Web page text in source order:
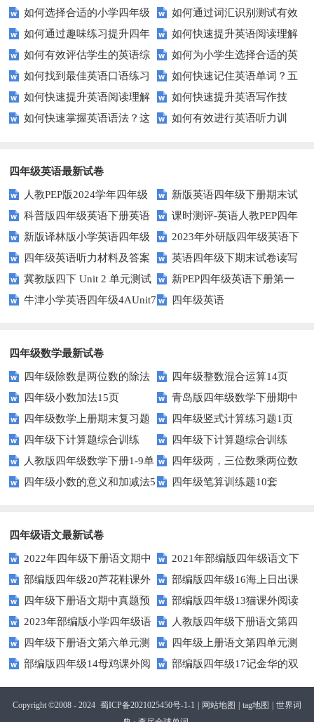
写作技巧？
的选择？——一份全面指南
如何选择合适的小学四年级
英语听力练习？
如何通过词汇识别测试有效
提升英语词汇量？
如何通过趣味练习提升四年
级学生的英语句子结构？
如何快速提升英语阅读理解
能力？这些技巧助你一臂之力！
如何有效评估学生的英语综
合能力？这些测评方法要知道！
如何为小学生选择合适的英
语听力测试工具？
如何找到最佳英语口语练习
方法？这些建议让你事半功倍！
如何快速记住英语单词？五
种实用记忆法帮你解决难题
如何快速提升英语阅读理解
能力？这些技巧你必须知道！
如何快速提升英语写作技
能？这5个技巧你必须知道！
如何快速掌握英语语法？这
如何有效进行英语听力训
四年级英语最新试卷
人教PEP版2024学年四年级
英语下册期末测试卷
新版英语四年级下册期末试
卷
科普版四年级英语下册英语
Lesson1测试题及答案
课时测评-英语人教PEP四年
级上册 unit3 What would you
like-PartB练习及答案 (3)
新版译林版小学英语四年级
下册试卷Unit1-Unit2单元测试题
2023年外研版四年级英语下
册期中检测试题
四年级英语听力材料及答案
英语四年级下期末试卷读写
部分答案
冀教版四下 Unit 2 单元测试
新PEP四年级英语下册第一
单元测试题
牛津小学英语四年级4AUnit7
四年级英语
四年级数学最新试卷
四年级除数是两位数的除法
11页
四年级整数混合运算14页
四年级小数加法15页
青岛版四年级数学下册期中
测试题及答案
四年级数学上册期末复习题
及详细答案(5套)
四年级竖式计算练习题1页
（无答案）
四年级下计算题综合训练
（师版）
四年级下计算题综合训练
（学生版）
人教版四年级数学下册1-9单
元试题(含期中及3套期末)
四年级两，三位数乘两位数
22页
四年级小数的意义和加减法5
四年级笔算训练题10套
四年级语文最新试卷
2022年四年级下册语文期中
素养评价卷（含答案）
2021年部编版四年级语文下
册句子专项练习题及答案
部编版四年级20芦花鞋课外
阅读练习题及答案
部编版四年级16海上日出课
外阅读练习题及答案
四年级下册语文期中真题预
测卷（6)（人教部编版，含答
案）
部编版四年级13猫课外阅读
练习题及答案
2023年部编版小学四年级语
文下学期第五单元测试卷
人教版四年级下册语文第四
单元测试卷及答案
四年级下册语文第六单元测
试题及答案
四年级上册语文第四单元测
试卷.1
部编版四年级14母鸡课外阅
读练习题及答案
部编版四年级17记金华的双
龙洞课外阅读练习题及答案
Copyright ©2008 - 2024 蜀ICP备2021025450号-1-1 | 网站地图 | tag地图 | 世界词